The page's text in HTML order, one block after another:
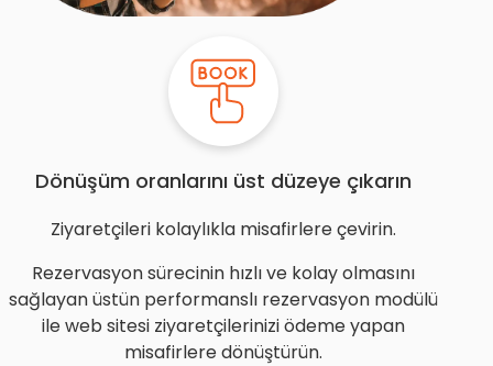
Dönüşüm oranlarını üst düzeye çıkarın
Ziyaretçileri kolaylıkla misafirlere çevirin.
Rezervasyon sürecinin hızlı ve kolay olmasını
sağlayan üstün performanslı rezervasyon modülü
ile web sitesi ziyaretçilerinizi ödeme yapan
misafirlere dönüştürün.